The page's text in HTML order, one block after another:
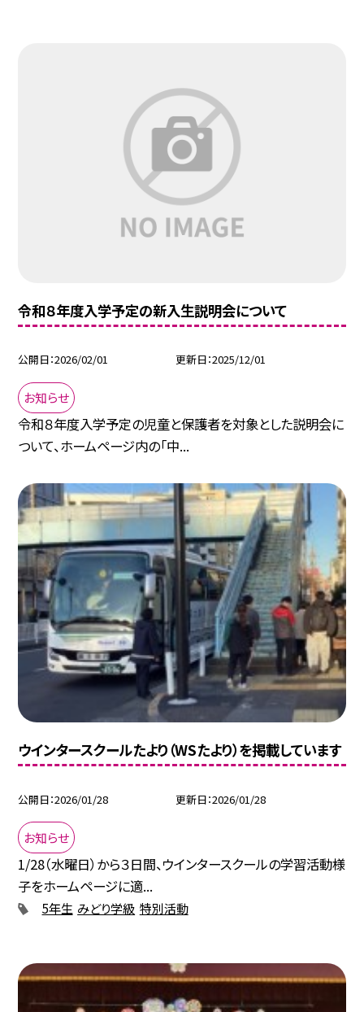
令和８年度入学予定の新入生説明会について
公開日 2026/02/01 更新日 2025/12/01
お知らせ
令和８年度入学予定の児童と保護者を対象とした説明会に
ついて、ホームページ内の「中...
ウインタースクールたより（WSたより）を掲載しています
公開日 2026/01/28 更新日 2026/01/28
お知らせ
1/28（水曜日）から３日間、ウインタースクールの学習活動様
子をホームページに適...
5年生 みどり学級 特別活動